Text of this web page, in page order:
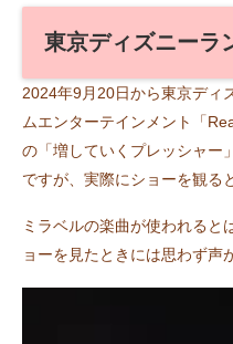
東京ディズニーラ
2024年9月20日から東京ディ
ムエンターテインメント「
の「増していくプレッシャー
ですが、実際にショーを観る
ミラベルの楽曲が使われると
ョーを見たときには思わず声